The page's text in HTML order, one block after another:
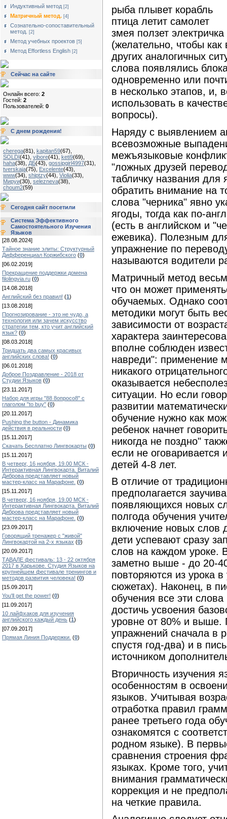
Индуктивный метод [2]
Матричный метод. [4]
Сознательно-сопоставительный
метод.
[2]
Метод учебных проектов [5]
Метод Effortless English [2]
Сейчас на сайте
Онлайн всего: 2
Гостей: 2
Пользователей: 0
С днем рождения!
cherega(81) kapitan59(67)
SOLDI(41) vibore(41) keti9(69)
haha(38) ДБ(43) gossipgirl4997(31)
tverskaja(75) Excelente(43)
www(34) shiptzy(44) Violia(33)
Мируи(30) selezneva(38)
choum2(59)
Сегодня сайт посетили
Система Эффективного
Самостоятельного Изучения
Языков
[28.08.2024]
Тайное знание элиты: Структурный
Дифференциал Коржибского (0)
[06.02.2019]
Прекращение поддержки домена
filolingvia.ru (0)
[14.08.2018]
Английский без правил! (1)
[13.08.2018]
Прогнозирование - это не чудо, а
технология или зачем искусство
стратегии тем, кто учит английский
язык? (0)
[08.03.2018]
Тридцать два самых красивых
английских слова! (0)
[06.01.2018]
Доброе Поздравление - 2018 от
Студии Языков (0)
[23.11.2017]
Набор для игры "88 8опросо8" с
глаголом "to buy" (0)
[20.11.2017]
Pushing the button - Динамика
действия в реальности (0)
[15.11.2017]
Скачать Бесплатно Лингвокарты (0)
[15.11.2017]
В четверг, 16 ноября, 19.00 МСК -
Интерактивная Лингвокарта. Виталий
Диброва представляет новый
мастер-класс на Марафоне. (0)
[15.11.2017]
В четверг, 16 ноября, 19.00 МСК -
Интерактивная Лингвокарта. Виталий
Диброва представляет новый
мастер-класс на Марафоне. (0)
[23.09.2017]
Говорящий тренажер с "живой"
Лингвокартой на 2-х языках (0)
[20.09.2017]
ТАВАЛЕ фестиваль: 13 - 22 октября
2017 в Харькове. Студия Языков на
крупнейшем фестивале тренингов и
методов развития человека! (0)
[15.09.2017]
You'll get the power! (0)
[11.09.2017]
10 лайфхаков для изучения
английского каждый день (1)
[07.09.2017]
Прямая Линия Поддержки. (0)
рыба плывет корабль
птица летит самолет
змея ползет электричка
(желательно, чтобы как
других аналогичных
слова появлялись
одновременно или
в несколько этапов, и,
использовать в
вопросы).
Наряду с выявлением
всевозможные
межъязыковые
"ложных друзей
табличку названия для
обратить внимание на
слова "черника" явно
ягоды, тогда как по-
(есть в английском и
ежевика). Полезным
упражнение по
называются водители
Матричный метод
что он может
обучаемых. Однако
методики могут быть
зависимости от
характера
вполне соблюден
навреди": применение
никакого
оказывается
ситуации. Но если
развитии
обучение нужно как
ребенок начнет
никогда не поздно"
если не оговаривается
детей 4-8 лет.
В отличие от
предполагается
появляющихся новых
полгода обучения
включение новых слов
дети успевают сразу
слов на каждом уроке.
заметно выше - до 20-
повторяются из урока
сюжетах). Наконец, в
обучения все эти
достичь усвоения
уровне от 80% и выше.
упражнений сначала в
спустя год-два) и в
источником
Вторичность изучения
особенностям в
языков. Учитывая
отработка правил
ранее третьего года
ознакомятся с
родном языке). В
сравнения строения
языках. Кроме того,
внимания
коррекция и не
на четкие правила.